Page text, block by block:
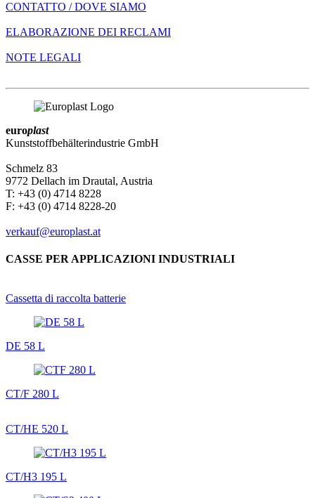
CONTATTO / DOVE SIAMO
ELABORAZIONE DEI RECLAMI
NOTE LEGALI
europlast
Kunststoffbehälterindustrie GmbH
Schmelz 83
9772 Dellach im Drautal, Austria
T: +43 (0) 4714 8228
F: +43 (0) 4714 8228-20
verkauf@europlast.at
CASSE PER APPLICAZIONI INDUSTRIALI
Cassetta di raccolta batterie
DE 58 L
CT/F 280 L
CT/HE 520 L
CT/H3 195 L